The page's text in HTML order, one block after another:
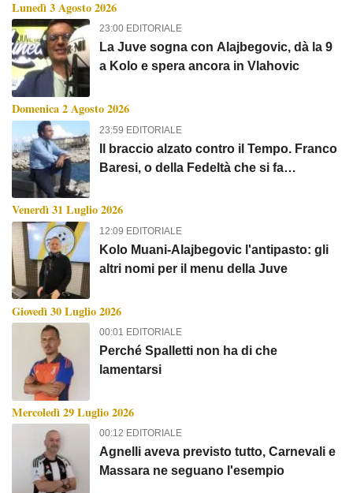
Lunedì 3 Agosto 2026
23:00 EDITORIALE
La Juve sogna con Alajbegovic, dà la 9
a Kolo e spera ancora in Vlahovic
Domenica 2 Agosto 2026
23:59 EDITORIALE
Il braccio alzato contro il Tempo. Franco
Baresi, o della Fedeltà che si fa
Venerdì 31 Luglio 2026
12:09 EDITORIALE
Kolo Muani-Alajbegovic l'antipasto: gli
altri nomi per il menu della Juve
Giovedì 30 Luglio 2026
00:01 EDITORIALE
Perché Spalletti non ha di che
lamentarsi
Mercoledì 29 Luglio 2026
00:12 EDITORIALE
Agnelli aveva previsto tutto, Carnevali e
Massara ne seguano l'esempio